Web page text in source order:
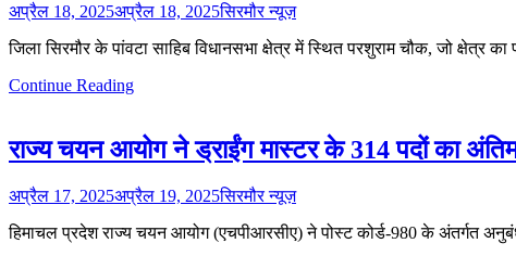
अप्रैल 18, 2025अप्रैल 18, 2025सिरमौर न्यूज़
जिला सिरमौर के पांवटा साहिब विधानसभा क्षेत्र में स्थित परशुराम चौक, जो क्षेत्र
Continue Reading
राज्य चयन आयोग ने ड्राईंग मास्टर के 314 पदों का अंतिम
अप्रैल 17, 2025अप्रैल 19, 2025सिरमौर न्यूज़
हिमाचल प्रदेश राज्य चयन आयोग (एचपीआरसीए) ने पोस्ट कोर्ड-980 के अंतर्गत